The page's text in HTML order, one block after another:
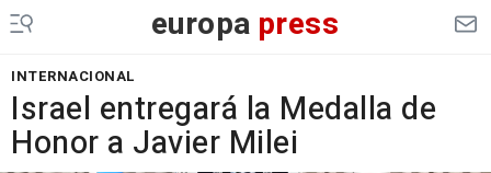
europa press
INTERNACIONAL
Israel entregará la Medalla de
Honor a Javier Milei